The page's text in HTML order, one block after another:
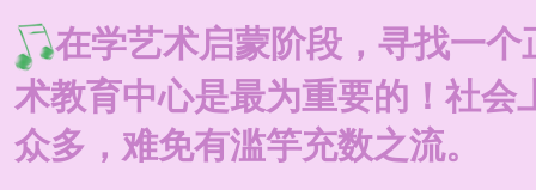
在学艺术启蒙阶段，寻找一个
术教育中心是最为重要的！社会
众多，难免有滥竽充数之流。